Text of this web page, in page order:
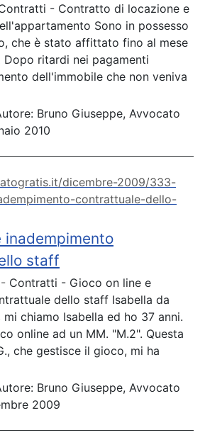
- Contratto di locazione e
Sono in possesso
che è stato affittato fino al mese
ritardi nei pagamenti
dell'immobile che non veniva
Bruno Giuseppe, Avvocato
2010
inadempimento
staff
dicembre-2009/333-
contrattuale-dello-
Contratti - Gioco on line e
dello staff Isabella da
mi chiamo Isabella ed ho 37 anni.
online ad un MM. "M.2". Questa
che gestisce il gioco, mi ha
Bruno Giuseppe, Avvocato
2009